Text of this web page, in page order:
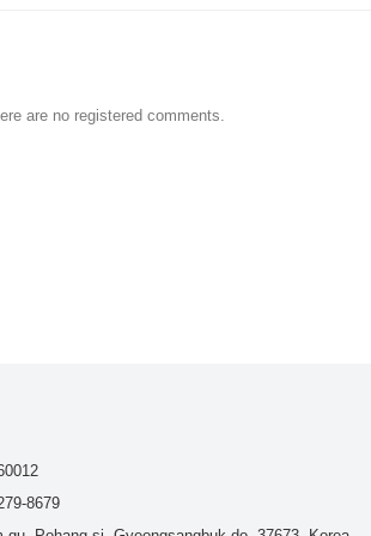
are no registered comments.
8679